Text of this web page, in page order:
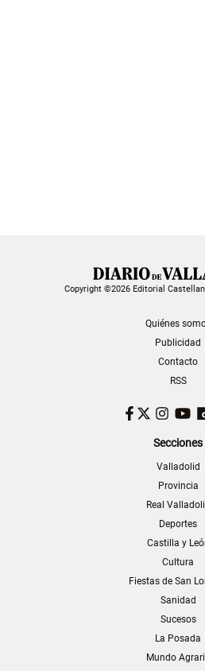
Copyright ©2026 Editorial
Quiénes
Publicidad
Contacto
RSS
Facebook
Twitter
Secciones
Valladolid
Provincia
Real
Deportes
Castilla y
Cultura
Fiestas de San
Sanidad
Sucesos
La Posada
Mundo